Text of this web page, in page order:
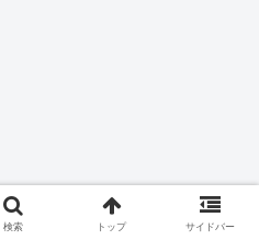
検索 トップ サイドバー